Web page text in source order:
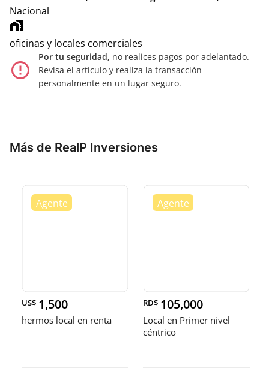
Nacional
home_work
oficinas y locales comerciales
error_outline
Por tu seguridad, no realices pagos por adelantado.
Revisa el artículo y realiza la transacción
personalmente en un lugar seguro.
Más de RealP Inversiones
US$ 1,500
hermos local en renta
RD$ 105,000
Local en Primer nivel
céntrico